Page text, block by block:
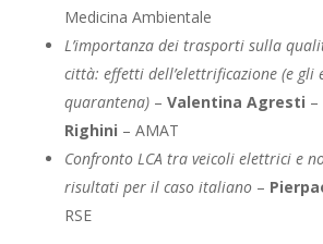
Medicina Ambientale
L’importanza dei trasporti sulla
città: effetti dell’elettrificazione (e gli
quarantena)– Valentina Agresti –
Righini – AMAT
Confronto LCA tra veicoli elettrici e
risultati per il caso italiano–
RSE